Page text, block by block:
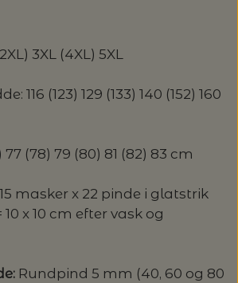
3XL (4XL) 5XL
116 (123) 129 (133) 140 (152) 160
(78) 79 (80) 81 (82) 83 cm
15 masker x 22 pinde i glatstrik
x 10 cm efter vask og
Rundpind 5 mm (40, 60 og 80